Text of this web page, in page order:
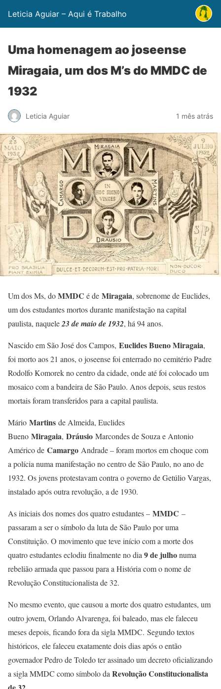
Leticia Aguiar – Aqui é Trabalho
Uma homenagem ao joseense
Miragaia, um dos M’s do MMDC de
1932
Leticia Aguiar 1 mês atrás
Um dos Ms, doMMDC é de Miragaia, sobrenome de Euclides,
um dos estudantes mortos durante manifestação na capital
paulista, naquele23 de maio de 1932, há 94 anos.
Nascido em São José dos Campos, Euclides Bueno Miragaia,
foi morto aos 21 anos, o joseense foi enterrado no cemitério Padre
Rodolfo Komorek no centro da cidade, onde até foi colocado um
mosaico com a bandeira de São Paulo. Anos depois, seus restos
mortais foram transferidos para a capital paulista.
Mário Martins de Almeida, Euclides
Bueno Miragaia, Dráusio Marcondes de Souza e Antonio
Américo de Camargo Andrade – foram mortos em choque com
a polícia numa manifestação no centro de São Paulo, no ano de
1932. Os jovens protestavam contra o governo de Getúlio Vargas,
instalado após outra revolução, a de 1930.
As iniciais dos nomes dos quatro estudantes – MMDC –
passaram a ser o símbolo da luta de São Paulo por uma
Constituição. O movimento que teve início com a morte dos
quatro estudantes eclodiu finalmente no dia 9 de julhonuma
rebelião armada que passou para a História com o nome de
Revolução Constitucionalista de 32.
No mesmo evento, que causou a morte dos quatro estudantes, um
outro jovem, Orlando Alvarenga, foi baleado, mas ele faleceu
meses depois, ficando fora da sigla MMDC. Segundo textos
históricos, ele faleceu exatamente dois dias após o então
governador Pedro de Toledo ter assinado um decreto oficializando
a sigla MMDC como símbolo da Revolução Constitucionalista